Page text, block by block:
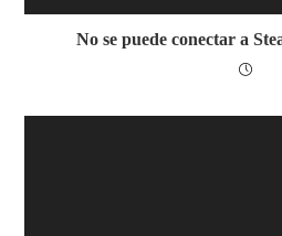
No se puede conectar a